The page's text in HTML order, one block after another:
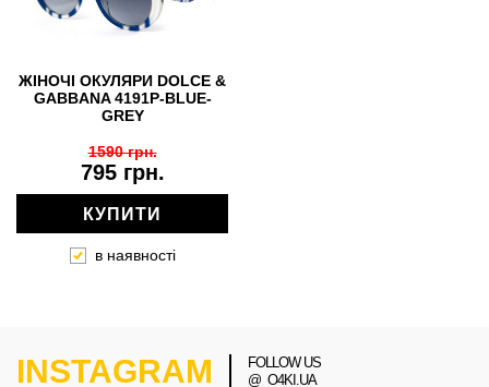
ЖІНОЧІ ОКУЛЯРИ DOLCE &
GABBANA 4191P-BLUE-
GREY
795 грн.
1590 грн.
КУПИТИ
в наявності
INSTAGRAM
FOLLOW US
@_O4KI.UA_